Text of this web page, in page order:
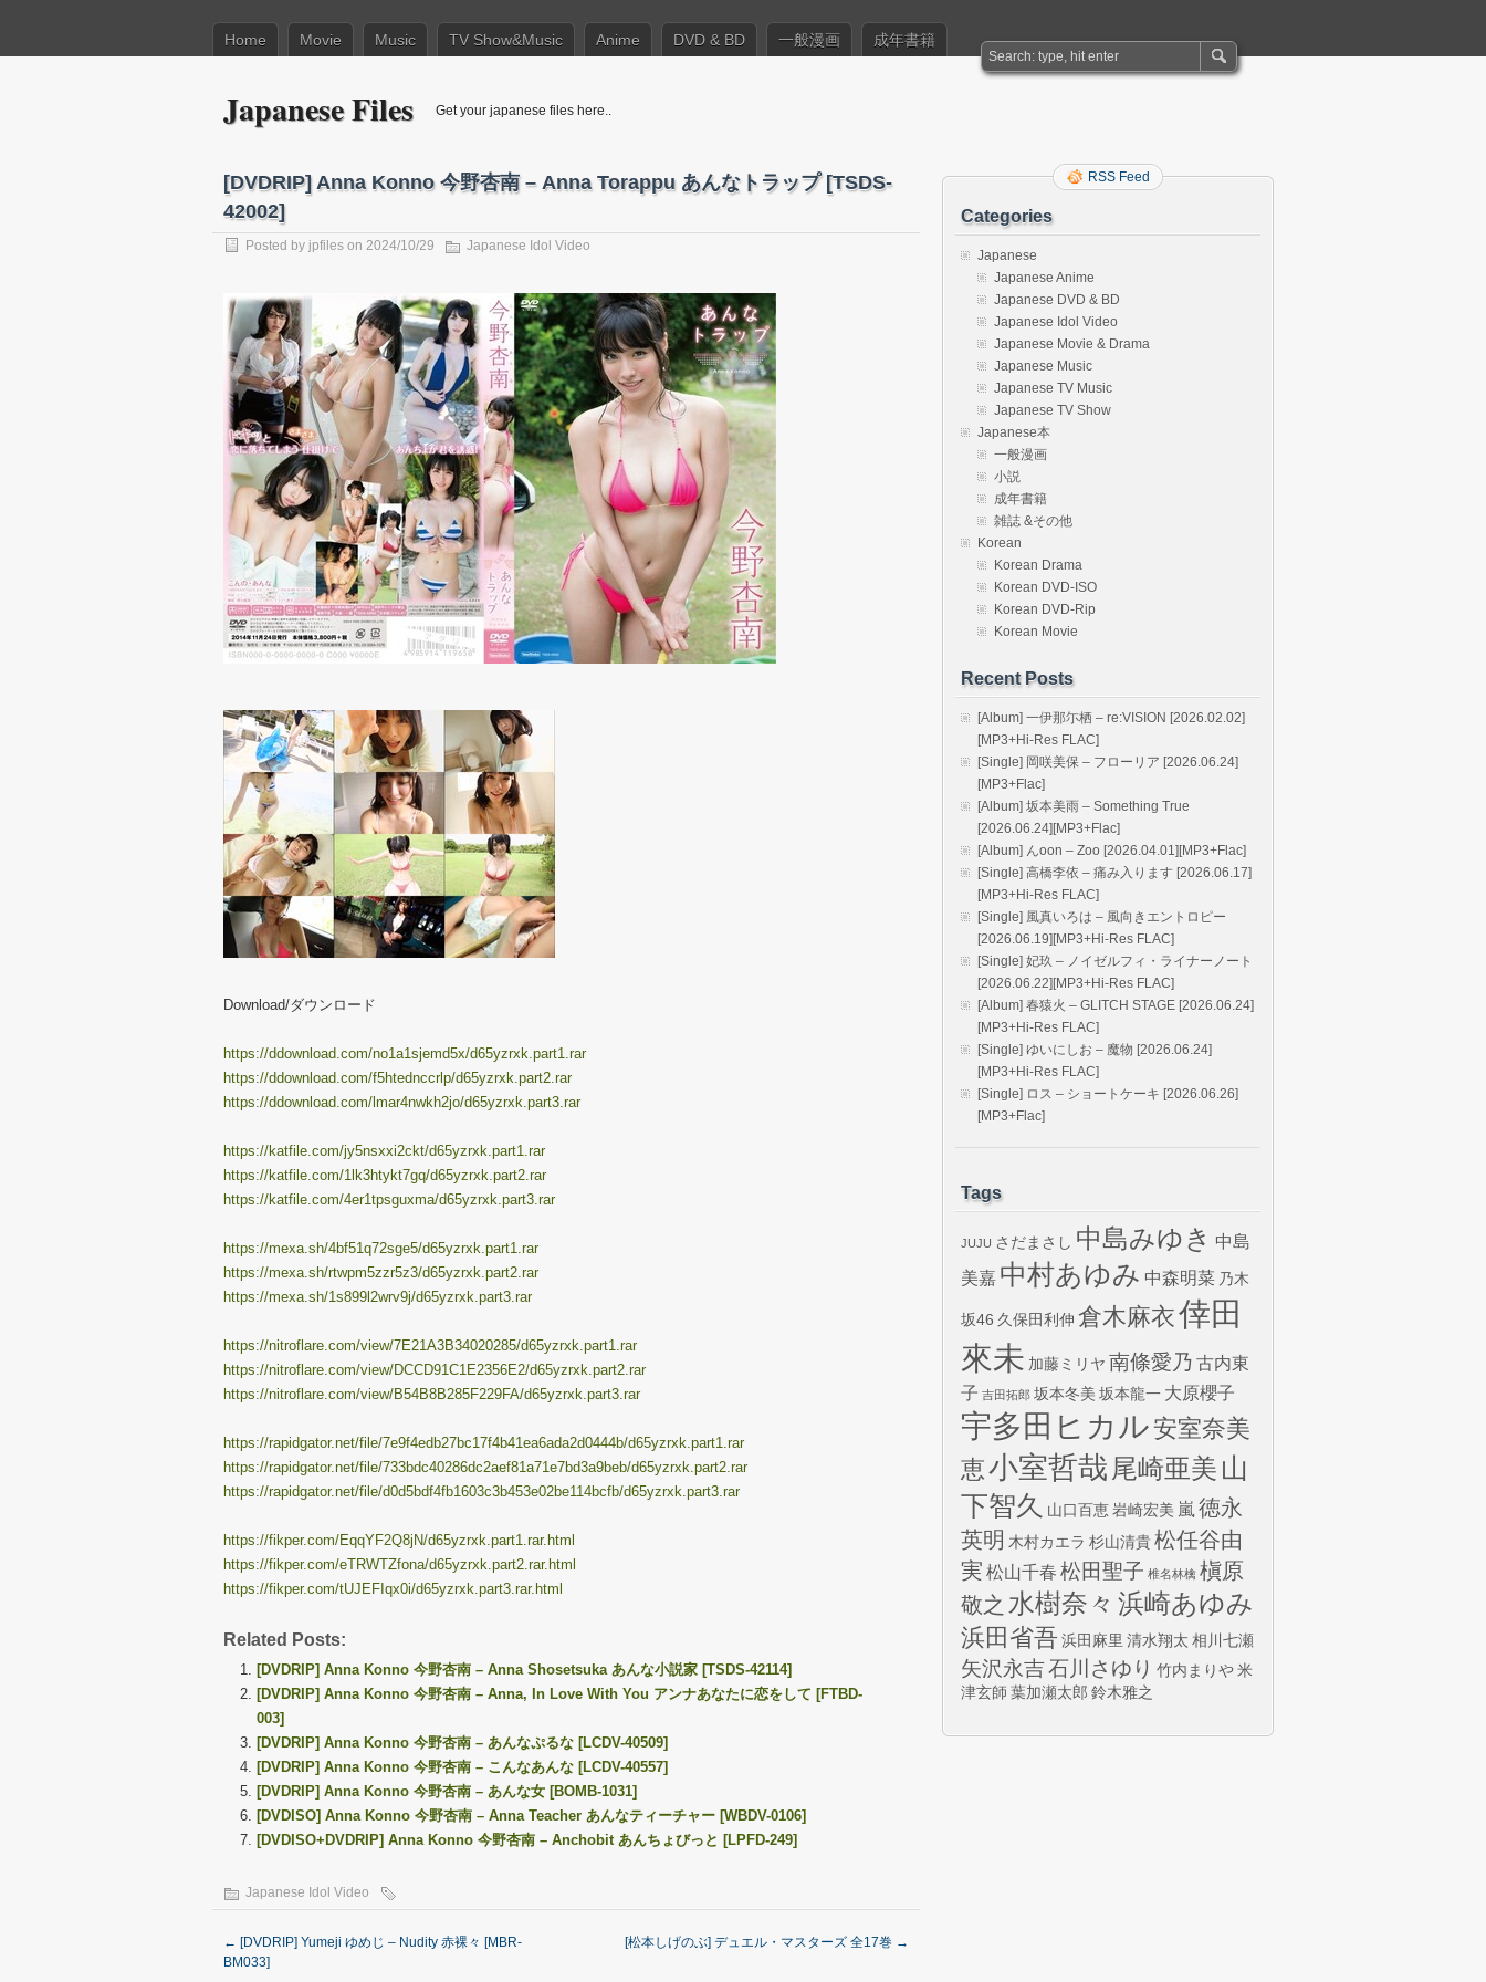
Home Movie Music TV Show&Music Anime DVD & BD 一般漫画 成年書籍
Japanese Files Get your japanese files here..
[DVDRIP] Anna Konno 今野杏南 – Anna Torappu あんなトラップ [TSDS-
42002]
Posted by jpfiles on 2024/10/29 Japanese Idol Video
Download/ダウンロード
https://ddownload.com/no1a1sjemd5x/d65yzrxk.part1.rar
https://ddownload.com/f5htednccrlp/d65yzrxk.part2.rar
https://ddownload.com/lmar4nwkh2jo/d65yzrxk.part3.rar
https://katfile.com/jy5nsxxi2ckt/d65yzrxk.part1.rar
https://katfile.com/1lk3htykt7gq/d65yzrxk.part2.rar
https://katfile.com/4er1tpsguxma/d65yzrxk.part3.rar
https://mexa.sh/4bf51q72sge5/d65yzrxk.part1.rar
https://mexa.sh/rtwpm5zzr5z3/d65yzrxk.part2.rar
https://mexa.sh/1s899l2wrv9j/d65yzrxk.part3.rar
https://nitroflare.com/view/7E21A3B34020285/d65yzrxk.part1.rar
https://nitroflare.com/view/DCCD91C1E2356E2/d65yzrxk.part2.rar
https://nitroflare.com/view/B54B8B285F229FA/d65yzrxk.part3.rar
https://rapidgator.net/file/7e9f4edb27bc17f4b41ea6ada2d0444b/d65yzrxk.part1.rar
https://rapidgator.net/file/733bdc40286dc2aef81a71e7bd3a9beb/d65yzrxk.part2.rar
https://rapidgator.net/file/d0d5bdf4fb1603c3b453e02be114bcfb/d65yzrxk.part3.rar
https://fikper.com/EqqYF2Q8jN/d65yzrxk.part1.rar.html
https://fikper.com/eTRWTZfona/d65yzrxk.part2.rar.html
https://fikper.com/tUJEFIqx0i/d65yzrxk.part3.rar.html
Related Posts:
[DVDRIP] Anna Konno 今野杏南 – Anna Shosetsuka あんな小説家 [TSDS-42114]
[DVDRIP] Anna Konno 今野杏南 – Anna, In Love With You アンナあなたに恋をして [FTBD-
003]
[DVDRIP] Anna Konno 今野杏南 – あんなぷるな [LCDV-40509]
[DVDRIP] Anna Konno 今野杏南 – こんなあんな [LCDV-40557]
[DVDRIP] Anna Konno 今野杏南 – あんな女 [BOMB-1031]
[DVDISO] Anna Konno 今野杏南 – Anna Teacher あんなティーチャー [WBDV-0106]
[DVDISO+DVDRIP] Anna Konno 今野杏南 – Anchobit あんちょびっと [LPFD-249]
Japanese Idol Video
← [DVDRIP] Yumeji ゆめじ – Nudity 赤裸々 [MBR-
BM033]
[松本しげのぶ] デュエル・マスターズ 全17巻 →
RSS Feed
Categories
Japanese
Japanese Anime
Japanese DVD & BD
Japanese Idol Video
Japanese Movie & Drama
Japanese Music
Japanese TV Music
Japanese TV Show
Japanese本
一般漫画
小説
成年書籍
雑誌 &その他
Korean
Korean Drama
Korean DVD-ISO
Korean DVD-Rip
Korean Movie
Recent Posts
[Album] 一伊那尓栖 – re:VISION [2026.02.02]
[MP3+Hi-Res FLAC]
[Single] 岡咲美保 – フローリア [2026.06.24]
[MP3+Flac]
[Album] 坂本美雨 – Something True
[2026.06.24][MP3+Flac]
[Album] んoon – Zoo [2026.04.01][MP3+Flac]
[Single] 高橋李依 – 痛み入ります [2026.06.17]
[MP3+Hi-Res FLAC]
[Single] 風真いろは – 風向きエントロピー
[2026.06.19][MP3+Hi-Res FLAC]
[Single] 妃玖 – ノイゼルフィ・ライナーノート
[2026.06.22][MP3+Hi-Res FLAC]
[Album] 春猿火 – GLITCH STAGE [2026.06.24]
[MP3+Hi-Res FLAC]
[Single] ゆいにしお – 魔物 [2026.06.24]
[MP3+Hi-Res FLAC]
[Single] ロス – ショートケーキ [2026.06.26]
[MP3+Flac]
Tags
JUJU さだまさし 中島みゆき 中島
美嘉 中村あゆみ 中森明菜 乃木
坂46 久保田利伸 倉木麻衣倖田
來未 加藤ミリヤ 南條愛乃 古内東
子 吉田拓郎 坂本冬美 坂本龍一 大原櫻子
宇多田ヒカル安室奈美
恵小室哲哉 尾崎亜美 山
下智久 山口百恵岩崎宏美 嵐 徳永
英明 木村カエラ 杉山清貴松任谷由
実 松山千春 松田聖子 椎名林檎 槇原
敬之 水樹奈々 浜崎あゆみ
浜田省吾 浜田麻里 清水翔太 相川七瀬
矢沢永吉石川さゆり 竹内まりや米
津玄師 葉加瀬太郎 鈴木雅之